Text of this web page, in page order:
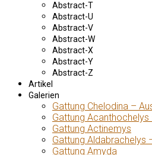
Abstract-T
Abstract-U
Abstract-V
Abstract-W
Abstract-X
Abstract-Y
Abstract-Z
Artikel
Galerien
Gattung Chelodina –
Gattung
Gattung Actinemys
Gattung Aldabrachelys
Gattung Amyda